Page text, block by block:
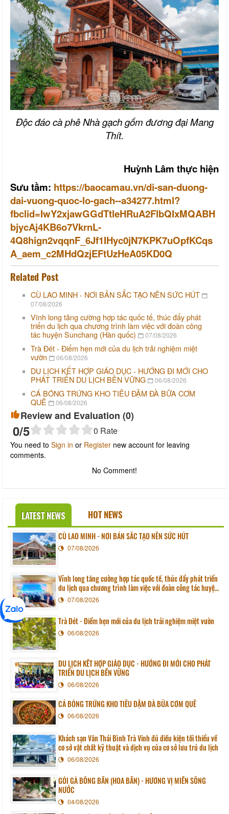
Ðộc đáo cà phê Nhà gạch gốm đương đại Mang
Thít.
Huỳnh Lâm thực hiện
Sưu tầm: https://baocamau.vn/di-san-duong-
dai-vuong-quoc-lo-gach--a34277.html?
fbclid=IwY2xjawGGdTtleHRuA2FlbQIxMQABH
bjycAj4KB6o7VkrnL-
4Q8hign2vqqnF_6Jf1IHyc0jN7KPK7uOpfKCqs
A_aem_c2MHdQzjEFtUzHeA05KD0Q
Related Post
CÙ LAO MINH - NƠI BẢN SẮC TẠO NÊN SỨC HÚT
07/08/2026
Vĩnh long tăng cường hợp tác quốc tế, thúc đẩy phát
triển du lịch qua chương trình làm việc với đoàn công
tác huyện Sunchang (Hàn quốc)
07/08/2026
Trà Đét - Điểm hẹn mới của du lịch trải nghiệm miệt
vườn
06/08/2026
DU LỊCH KẾT HỢP GIÁO DỤC - HƯỚNG ĐI MỚI CHO
PHÁT TRIỂN DU LỊCH BỀN VỮNG
06/08/2026
CÁ BÓNG TRỨNG KHO TIÊU ĐẬM ĐÀ BỮA CƠM
QUÊ
06/08/2026
Review and Evaluation (0)
0/5 0 Rate
You need to Sign in or Register new account for leaving
comments.
No Comment!
LATEST NEWS HOT NEWS
CÙ LAO MINH - NƠI BẢN SẮC TẠO NÊN SỨC HÚT
07/08/2026
Vĩnh long tăng cường hợp tác quốc tế, thúc đẩy phát triển
du lịch qua chương trình làm việc với đoàn công tác huyện
Sunchang (Hàn quốc)
07/08/2026
Trà Đét - Điểm hẹn mới của du lịch trải nghiệm miệt vườn
06/08/2026
DU LỊCH KẾT HỢP GIÁO DỤC - HƯỚNG ĐI MỚI CHO PHÁT
TRIỂN DU LỊCH BỀN VỮNG
06/08/2026
CÁ BÓNG TRỨNG KHO TIÊU ĐẬM ĐÀ BỮA CƠM QUÊ
06/08/2026
Khách sạn Văn Thái Bình Trà Vinh đủ điều kiện tối thiểu về
cơ sở vật chất kỹ thuật và dịch vụ của cơ sở lưu trú du lịch
06/08/2026
GỎI GÀ BÔNG BẦN (HOA BẦN) - HƯƠNG VỊ MIỀN SÔNG
NƯỚC
04/08/2026